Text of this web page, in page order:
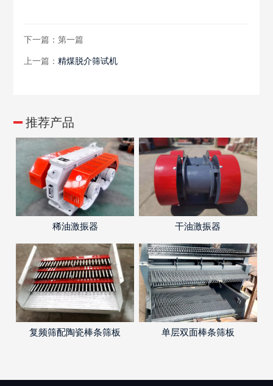
下一篇：第一篇
上一篇： 精煤脱介筛试机
推荐产品
稀油激振器 干油激振器
复频筛配陶瓷棒条筛板 单层双面棒条筛板